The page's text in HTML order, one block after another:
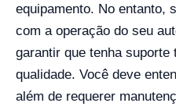
equipamento. No entanto,
com a operação do seu
garantir que tenha
qualidade. Você deve
além de requerer